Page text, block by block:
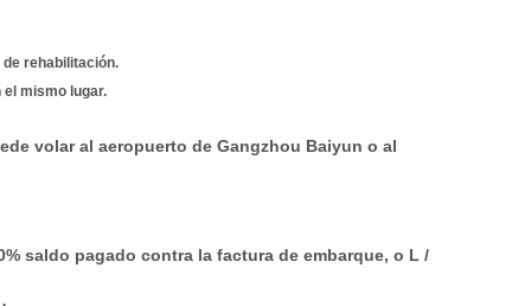
rehabilitación.
mismo lugar.
volar al aeropuerto de Gangzhou Baiyun o al
saldo pagado contra la factura de embarque, o L /